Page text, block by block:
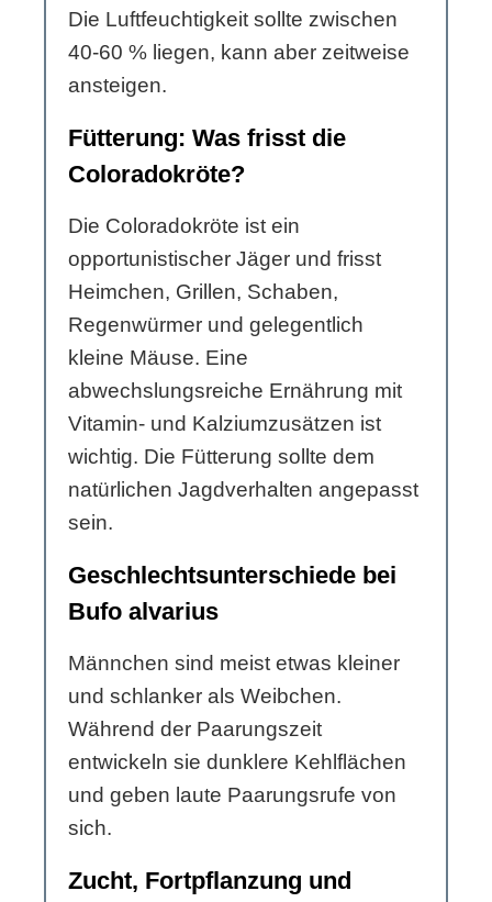
Die Luftfeuchtigkeit sollte zwischen
40-60 % liegen, kann aber zeitweise
ansteigen.
Fütterung: Was frisst die
Coloradokröte?
Die Coloradokröte ist ein
opportunistischer Jäger und frisst
Heimchen, Grillen, Schaben,
Regenwürmer und gelegentlich
kleine Mäuse. Eine
abwechslungsreiche Ernährung mit
Vitamin- und Kalziumzusätzen ist
wichtig. Die Fütterung sollte dem
natürlichen Jagdverhalten angepasst
sein.
Geschlechtsunterschiede bei
Bufo alvarius
Männchen sind meist etwas kleiner
und schlanker als Weibchen.
Während der Paarungszeit
entwickeln sie dunklere Kehlflächen
und geben laute Paarungsrufe von
sich.
Zucht, Fortpflanzung und